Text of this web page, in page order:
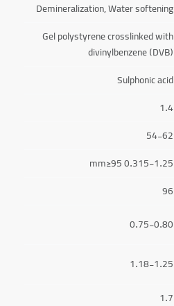
Demineralization,Water softening
Gel polystyrene crosslinked with
divinylbenzene (DVB)
Sulphonic acid
1.4
54-62
0.315-1.25 mm≥95
96
0.75-0.80
1.18-1.25
1.7